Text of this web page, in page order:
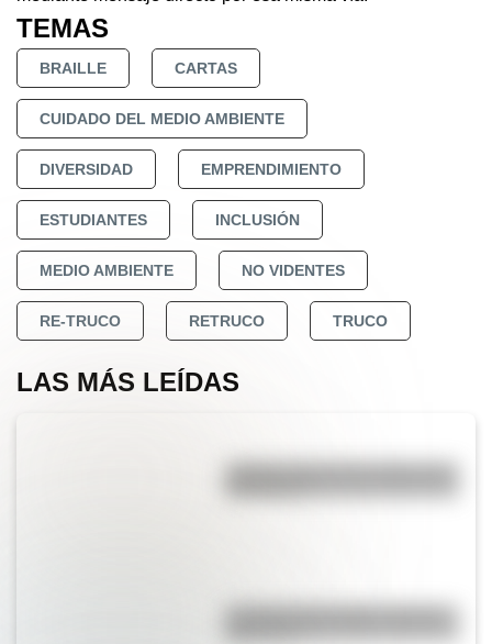
TEMAS
BRAILLE CARTAS
CUIDADO DEL MEDIO AMBIENTE
DIVERSIDAD EMPRENDIMIENTO
ESTUDIANTES INCLUSIÓN
MEDIO AMBIENTE NO VIDENTES
RE-TRUCO RETRUCO TRUCO
LAS MÁS LEÍDAS
¿Sabías cómo fue la infancia de